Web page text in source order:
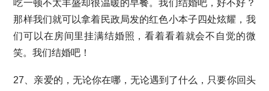
吃一顿不太丰盛却很温暖的早餐。我们结婚吧，好不好？
那样我们就可以拿着民政局发的红色小本子四处炫耀，我
们可以在房间里挂满结婚照，看着看着就会不自觉的微
笑。我们结婚吧！
27、亲爱的，无论你在哪，无论遇到了什么，只要你回头